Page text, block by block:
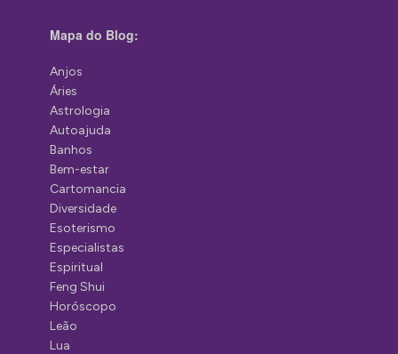
Mapa do Blog:
Anjos
Áries
Astrologia
Autoajuda
Banhos
Bem-estar
Cartomancia
Diversidade
Esoterismo
Especialistas
Espiritual
Feng Shui
Horóscopo
Leão
Lua